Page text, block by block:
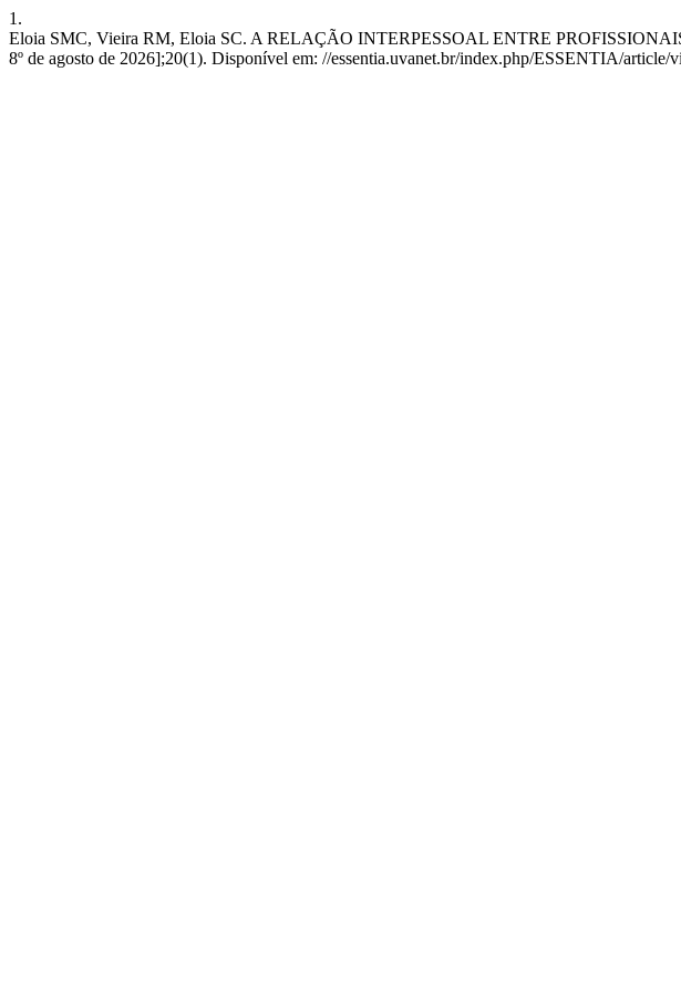
1.
Eloia SMC, Vieira RM, Eloia SC. A RELAÇÃO INTERPESSOAL ENTRE
8º de agosto de 2026];20(1). Disponível em: //essentia.uvanet.br/index.php/ESSENTIA/article/